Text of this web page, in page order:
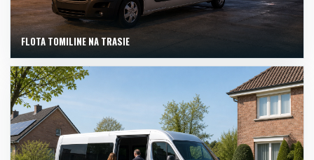
FLOTA TOMILINE NA TRASIE